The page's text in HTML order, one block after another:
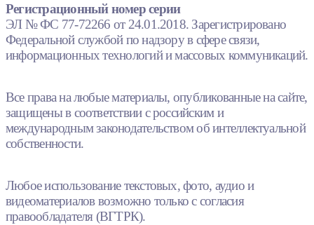
Регистрационный номер серии
ЭЛ № ФС 77-72266 от 24.01.2018. Зарегистрировано
Федеральной службой по надзору в сфере связи,
информационных технологий и массовых коммуникаций.
Все права на любые материалы, опубликованные на сайте,
защищены в соответствии с российским и
международным законодательством об интеллектуальной
собственности.
Любое использование текстовых, фото, аудио и
видеоматериалов возможно только с согласия
правообладателя (ВГТРК).